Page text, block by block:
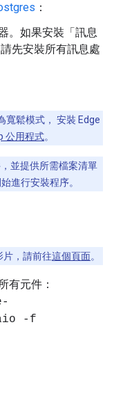
：
。如果安裝「訊息
先安裝所有訊息處
寬鬆模式， 安裝 Edge
公用程式。
並提供所需檔案清單
進行安裝程序。
片，請前往這個頁面。
有元件：
-f